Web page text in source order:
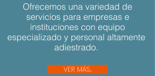
Ofrecemos una variedad de
servicios para empresas e
instituciones con equipo
especializado y personal altamente
adiestrado.
VER MÁS...